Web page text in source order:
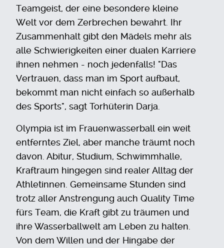
Teamgeist, der eine besondere kleine
Welt vor dem Zerbrechen bewahrt. Ihr
Zusammenhalt gibt den Mädels mehr als
alle Schwierigkeiten einer dualen Karriere
ihnen nehmen - noch jedenfalls! "Das
Vertrauen, dass man im Sport aufbaut,
bekommt man nicht einfach so außerhalb
des Sports", sagt Torhüterin Darja.
Olympia ist im Frauenwasserball ein weit
entferntes Ziel, aber manche träumt noch
davon. Abitur, Studium, Schwimmhalle,
Kraftraum hingegen sind realer Alltag der
Athletinnen. Gemeinsame Stunden sind
trotz aller Anstrengung auch Quality Time
fürs Team, die Kraft gibt zu träumen und
ihre Wasserballwelt am Leben zu halten.
Von dem Willen und der Hingabe der